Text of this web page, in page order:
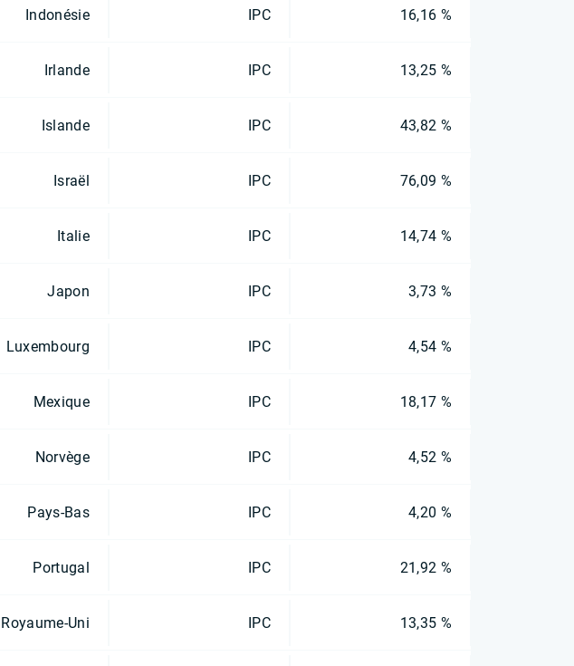
Indonésie IPC 16,16 %
Irlande IPC 13,25 %
Islande IPC 43,82 %
Israël IPC 76,09 %
Italie IPC 14,74 %
Japon IPC 3,73 %
Luxembourg IPC 4,54 %
Mexique IPC 18,17 %
Norvège IPC 4,52 %
Pays-Bas IPC 4,20 %
Portugal IPC 21,92 %
Royaume-Uni IPC 13,35 %